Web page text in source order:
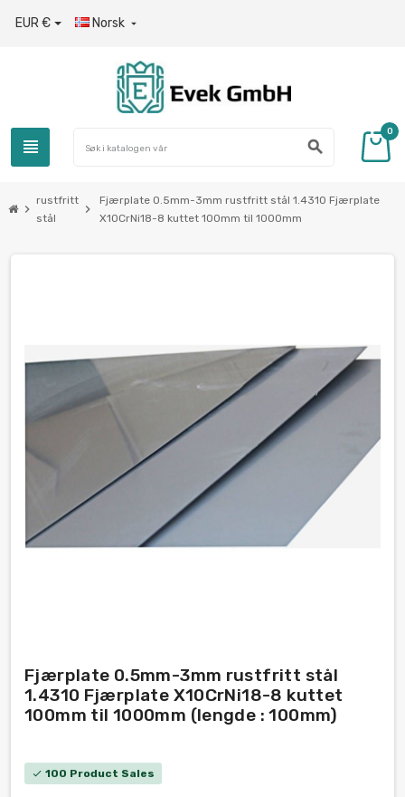
EUR € Norsk 
view_headline search
0
chevron_right
rustfritt
stål
chevron_right
Fjærplate 0.5mm-3mm rustfritt stål 1.4310 Fjærplate
X10CrNi18-8 kuttet 100mm til 1000mm
Fjærplate 0.5mm-3mm rustfritt stål
1.4310 Fjærplate X10CrNi18-8 kuttet
100mm til 1000mm (lengde : 100mm)
check 100 Product Sales